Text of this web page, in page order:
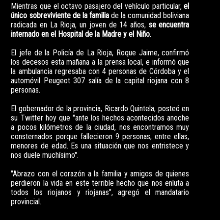
Mientras que el octavo pasajero del vehículo particular,el
único sobreviviente de la familiade la comunidad boliviana
radicada en La Rioja, un joven de 14 años, se encuentra
internado en el Hospital de la Madre y el Niño.
El jefe de la Policía de La Rioja, Roque Jaime, confirmó
los decesos esta mañana a la prensa local, e informó que
la ambulancia regresaba con 4 personas de Córdoba y el
automóvil Peugeot 307 salía de la capital riojana con 8
personas.
El gobernador de la provincia, Ricardo Quintela, posteó en
su Twitter hoy que "ante los hechos acontecidos anoche
a pocos kilómetros de la ciudad, nos encontramos muy
consternados porque fallecieron 9 personas, entre ellas,
menores de edad. Es una situación que nos entristece y
nos duele muchísimo".
"Abrazo con el corazón a la familia y amigos de quienes
perdieron la vida en este terrible hecho que nos enluta a
todos los riojanos y riojanas", agregó el mandatario
provincial.